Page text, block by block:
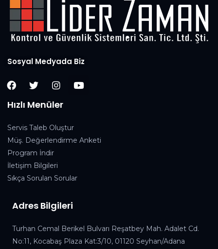
Sosyal Medyada Biz
Hızlı Menüler
Servis Taleb Oluştur
Müş. Değerlendirme Anketi
Program İndir
İletişim Bilgileri
Sıkça Sorulan Sorular
Adres Bilgileri
Turhan Cemal Berikel Bulvarı Reşatbey Mah. Adalet Cd.
No:11, Kocabaş Plaza Kat:3/10, 01120 Seyhan/Adana